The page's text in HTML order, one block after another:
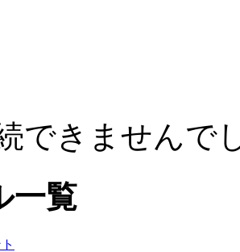
できませんで
一覧